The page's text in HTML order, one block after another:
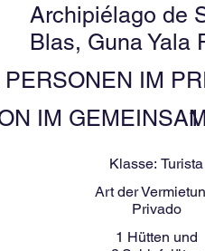
Archipiélago de
Blas, Guna Yala
PERSONEN IM
IM
Klasse: Turista
Art der
Privado
1 Hütten und